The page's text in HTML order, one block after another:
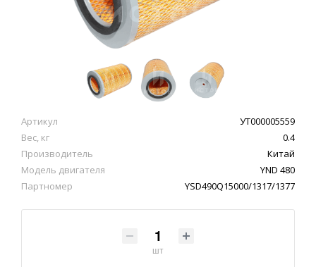
Артикул
УТ000005559
Вес, кг
0.4
Производитель
Китай
Модель двигателя
YND 480
Партномер
YSD490Q15000/1317/1377
шт